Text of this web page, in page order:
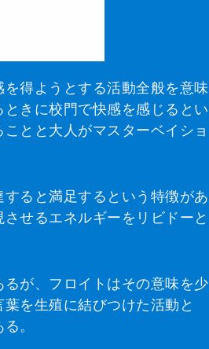
得ようとする活動全般を意味
きに校門で快感を感じるとい
とと大人がマスターベイショ
ると満足するという特徴があ
せるエネルギーをリビドーと
が、フロイトはその意味を少
を生殖に結びつけた活動と
。